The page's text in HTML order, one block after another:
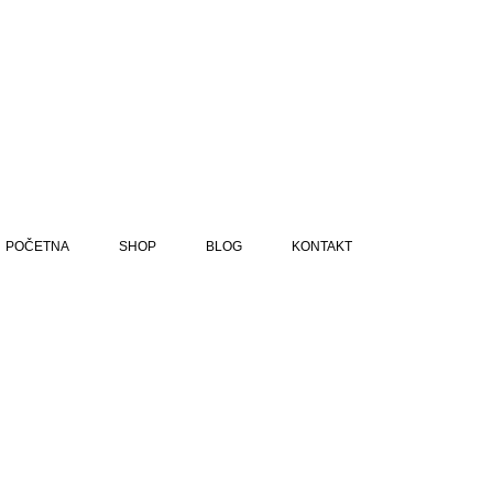
POČETNA SHOP BLOG KONTAKT